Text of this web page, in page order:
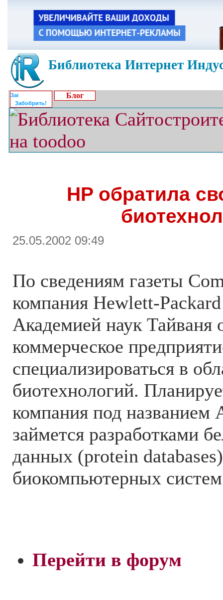
Библиотека Интернет
Забобрить!
Блог
HP обратила
25.05.2002 09:49
По сведениям газеты
компания Hewlett-
Академией наук Тайваня
коммерческое
специализироваться в
биотехнологий.
компания под названием
займется разработками
данных (protein
биокомпьютерных
Перейти в форум